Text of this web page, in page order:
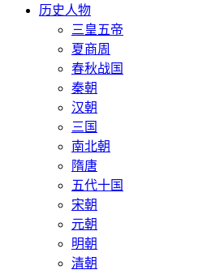
历史人物
三皇五帝
夏商周
春秋战国
秦朝
汉朝
三国
南北朝
隋唐
五代十国
宋朝
元朝
明朝
清朝